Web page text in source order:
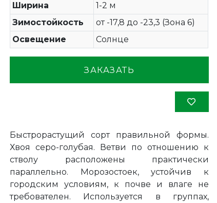
Ширина
1-2 м
Зимостойкость
от -17,8 до -23,3 (Зона 6)
Освещение
Солнце
ЗАКАЗАТЬ
Быстрорастущий сорт правильной формы.
Хвоя серо-голубая. Ветви по отношению к
стволу расположены практически
параллельно. Морозостоек, устойчив к
городским условиям, к почве и влаге не
требователен. Используется в группах,